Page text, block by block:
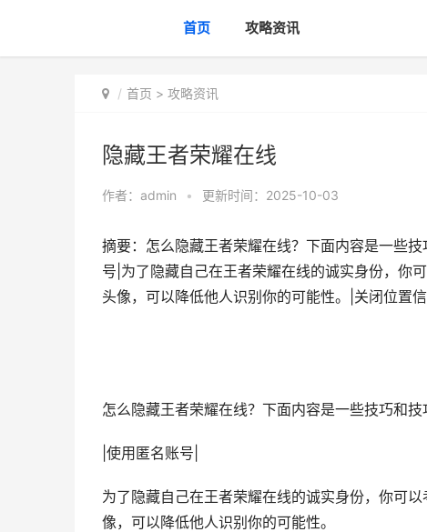
首页 攻略资讯
首页 > 攻略资讯
隐藏王者荣耀在线
作者： admin • 更新时间：2025-10-03
摘要：怎么隐藏王者荣耀在线？下面内容是一些
号|为了隐藏自己在王者荣耀在线的诚实身份，你
头像，可以降低他人识别你的可能性。|关闭位置
怎么隐藏王者荣耀在线？下面内容是一些技巧和
|使用匿名账号|
为了隐藏自己在王者荣耀在线的诚实身份，你可
像，可以降低他人识别你的可能性。